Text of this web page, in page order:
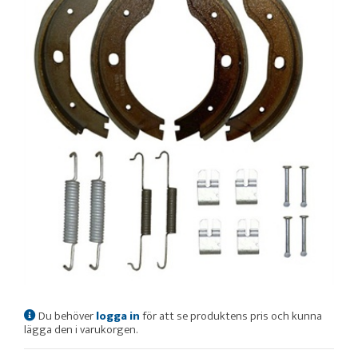
Du behöverlogga inför att se produktens pris och kunna
lägga den i varukorgen.